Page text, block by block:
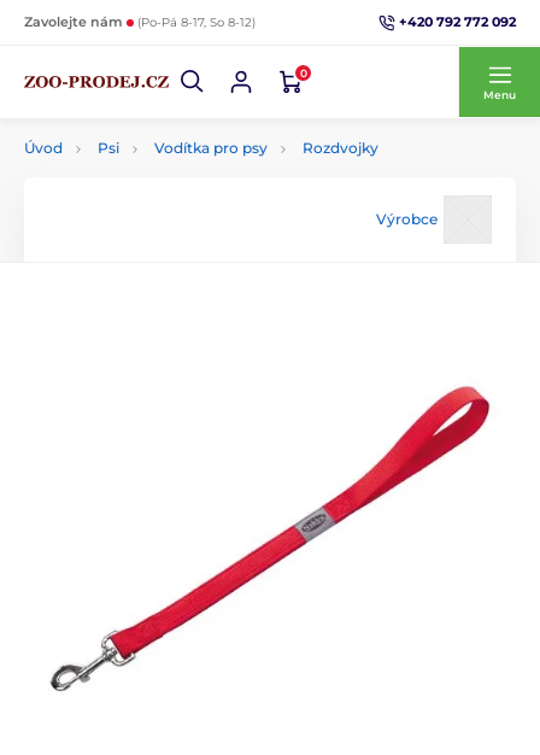
Zavolejte nám (Po-Pá 8-17, So 8-12) +420 792 772 092
0
Menu
Úvod Psi Vodítka pro psy Rozdvojky
Výrobce